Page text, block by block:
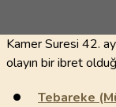
Kamer Suresi 42.
olayın bir ibret
Tebareke